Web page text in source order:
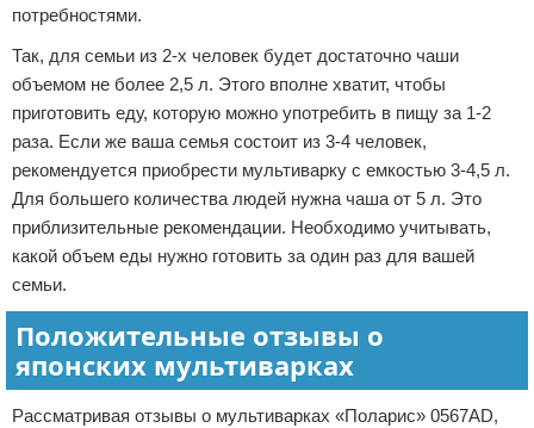
потребностями.
Так, для семьи из 2-х человек будет достаточно чаши
объемом не более 2,5 л. Этого вполне хватит, чтобы
приготовить еду, которую можно употребить в пищу за 1-2
раза. Если же ваша семья состоит из 3-4 человек,
рекомендуется приобрести мультиварку с емкостью 3-4,5 л.
Для большего количества людей нужна чаша от 5 л. Это
приблизительные рекомендации. Необходимо учитывать,
какой объем еды нужно готовить за один раз для вашей
семьи.
Положительные отзывы о
японских мультиварках
Рассматривая отзывы о мультиварках «Поларис» 0567AD,